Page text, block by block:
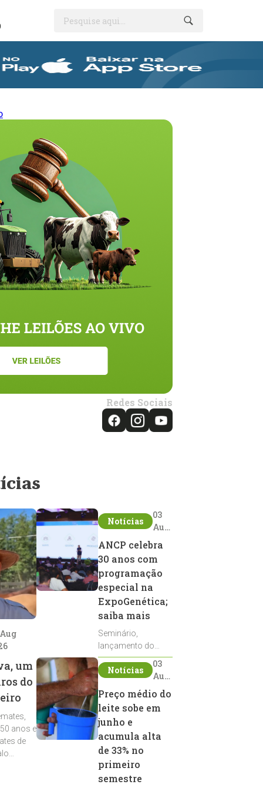
Pesquise aqui...
Redes Sociais
um
do
anos e
de
Notícias
03
Aug
ANCP celebra
30 anos com
programação
especial na
ExpoGenética;
saiba mais
Seminário,
lançamento do
Sumário de Touros,
debates, podcast,
reprodutores e
homenagens
integram a
programação da
entidade durante a
ExpoGenética 2026
Notícias
03
Aug
2026
Preço médio do
leite sobe em
junho e
acumula alta
de 33% no
primeiro
semestre